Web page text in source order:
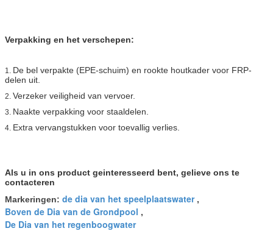
Verpakking en het verschepen:
1. De bel verpakte (EPE-schuim) en rookte houtkader voor FRP-
delen uit.
2. Verzeker veiligheid van vervoer.
3. Naakte verpakking voor staaldelen.
4. Extra vervangstukken voor toevallig verlies.
Als u in ons product geinteresseerd bent, gelieve ons te
contacteren
Markeringen: de dia van het speelplaatswater,
Boven de Dia van de Grondpool ,
De Dia van het regenboogwater